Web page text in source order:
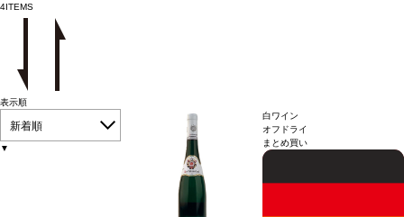
4ITEMS
表示順
新着順
▼
白ワイン
オフドライ
まとめ買い